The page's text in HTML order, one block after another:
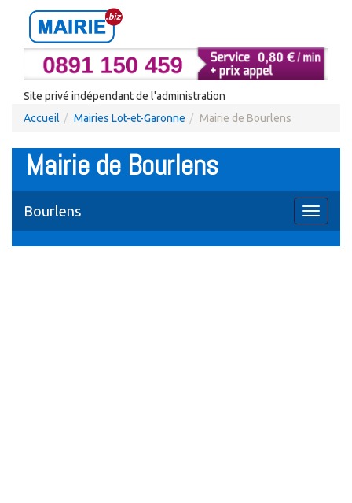
Site privé indépendant de l'administration
Accueil
Mairies Lot-et-Garonne Mairie de Bourlens
Mairie de Bourlens
Toggle
Bourlens